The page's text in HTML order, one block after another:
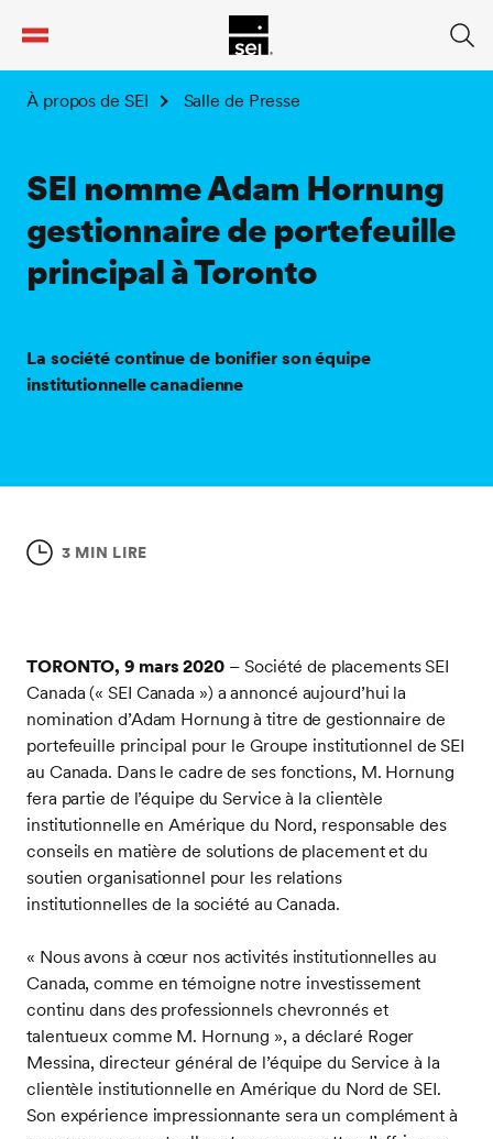
À propos de SEI Salle de Presse
SEI nomme Adam Hornung
gestionnaire de portefeuille
principal à Toronto
La société continue de bonifier son équipe
institutionnelle canadienne
3 MIN LIRE
TORONTO, 9 mars 2020 – Société de placements SEI
Canada (« SEI Canada ») a annoncé aujourd’hui la
nomination d’Adam Hornung à titre de gestionnaire de
portefeuille principal pour le Groupe institutionnel de SEI
au Canada. Dans le cadre de ses fonctions, M. Hornung
fera partie de l’équipe du Service à la clientèle
institutionnelle en Amérique du Nord, responsable des
conseils en matière de solutions de placement et du
soutien organisationnel pour les relations
institutionnelles de la société au Canada.
« Nous avons à cœur nos activités institutionnelles au
Canada, comme en témoigne notre investissement
continu dans des professionnels chevronnés et
talentueux comme M. Hornung », a déclaré Roger
Messina, directeur général de l’équipe du Service à la
clientèle institutionnelle en Amérique du Nord de SEI.
Son expérience impressionnante sera un complément à